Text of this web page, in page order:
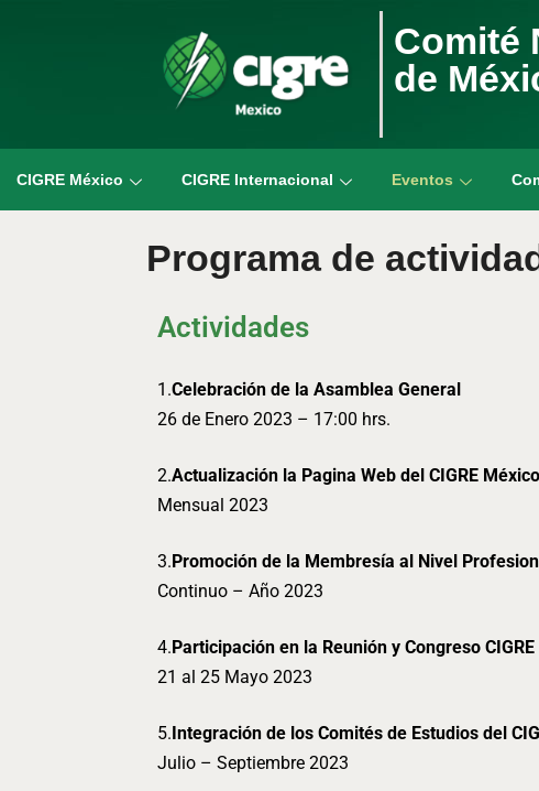
Comité
de
CIGRE México CIGRE Internacional Eventos
Programa de
Actividades
1.Celebración de la Asamblea General
26 de Enero 2023 – 17:00 hrs.
2.Actualización la Pagina Web del CIGRE México
Mensual 2023
3.Promoción de la Membresía al Nivel
Continuo – Año 2023
4.Participación en la Reunión y Congreso
21 al 25 Mayo 2023
5.Integración de los Comités de Estudios del
Julio – Septiembre 2023